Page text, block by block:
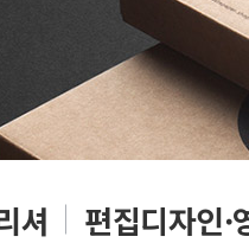
셔 편집디자인·